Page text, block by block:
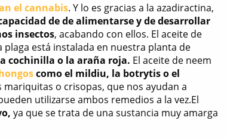
el cannabis. Y lo es gracias a la azadiractina,
de de alimentarse y de desarrollar
insectos, acabando con ellos. El aceite de
plaga está instalada en nuestra planta de
cochinilla o la araña roja. El aceite de neem
como el mildiu, la botrytis o el
mariquitas o crisopas, que nos ayudan a
utilizarse ambos remedios a la vez.El
ya que se trata de una sustancia muy amarga